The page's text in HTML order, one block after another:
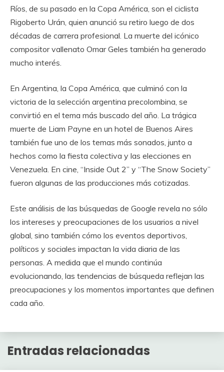
Ríos, de su pasado en la Copa América, son el ciclista
Rigoberto Urán, quien anunció su retiro luego de dos
décadas de carrera profesional. La muerte del icónico
compositor vallenato Omar Geles también ha generado
mucho interés.
En Argentina, la Copa América, que culminó con la
victoria de la selección argentina precolombina, se
convirtió en el tema más buscado del año. La trágica
muerte de Liam Payne en un hotel de Buenos Aires
también fue uno de los temas más sonados, junto a
hechos como la fiesta colectiva y las elecciones en
Venezuela. En cine, “Inside Out 2” y “The Snow Society”
fueron algunas de las producciones más cotizadas.
Este análisis de las búsquedas de Google revela no sólo
los intereses y preocupaciones de los usuarios a nivel
global, sino también cómo los eventos deportivos,
políticos y sociales impactan la vida diaria de las
personas. A medida que el mundo continúa
evolucionando, las tendencias de búsqueda reflejan las
preocupaciones y los momentos importantes que definen
cada año.
Entradas relacionadas